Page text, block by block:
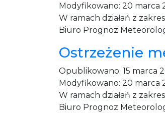
Modyfikowano: 20 marca
W ramach działań z
Biuro Prognoz
Ostrzeżenie
Opublikowano: 15 marca
Modyfikowano: 20 marca
W ramach działań z
Biuro Prognoz